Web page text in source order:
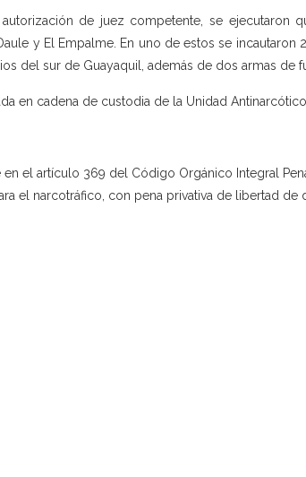
de juez competente, se ejecutaron
y El Empalme. En uno de estos se incautaron
del sur de Guayaquil, además de dos armas de
en cadena de custodia de la Unidad
el artículo 369 del Código Orgánico Integral
el narcotráfico, con pena privativa de libertad de